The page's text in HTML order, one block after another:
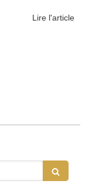
Lire l'article